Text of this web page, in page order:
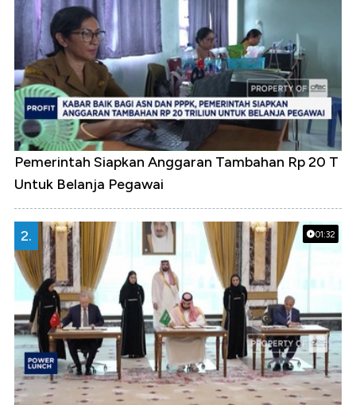
Pemerintah Siapkan Anggaran Tambahan Rp 20 T
Untuk Belanja Pegawai
01:32
2.